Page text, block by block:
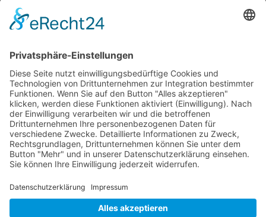
Sitemap
Datenschutz
Impressum
Suche
Spenden
Geld spenden
Zeit spenden
Kleidung spenden